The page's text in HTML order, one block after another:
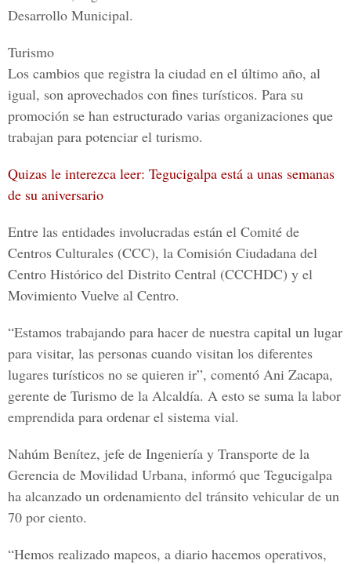
Desarrollo Municipal.
Turismo
Los cambios que registra la ciudad en el último año, al
igual, son aprovechados con fines turísticos. Para su
promoción se han estructurado varias organizaciones que
trabajan para potenciar el turismo.
Quizas le interezca leer: Tegucigalpa está a unas semanas
de su aniversario
Entre las entidades involucradas están el Comité de
Centros Culturales (CCC), la Comisión Ciudadana del
Centro Histórico del Distrito Central (CCCHDC) y el
Movimiento Vuelve al Centro.
“Estamos trabajando para hacer de nuestra capital un lugar
para visitar, las personas cuando visitan los diferentes
lugares turísticos no se quieren ir”, comentó Ani Zacapa,
gerente de Turismo de la Alcaldía. A esto se suma la labor
emprendida para ordenar el sistema vial.
Nahúm Benítez, jefe de Ingeniería y Transporte de la
Gerencia de Movilidad Urbana, informó que Tegucigalpa
ha alcanzado un ordenamiento del tránsito vehicular de un
70 por ciento.
“Hemos realizado mapeos, a diario hacemos operativos,